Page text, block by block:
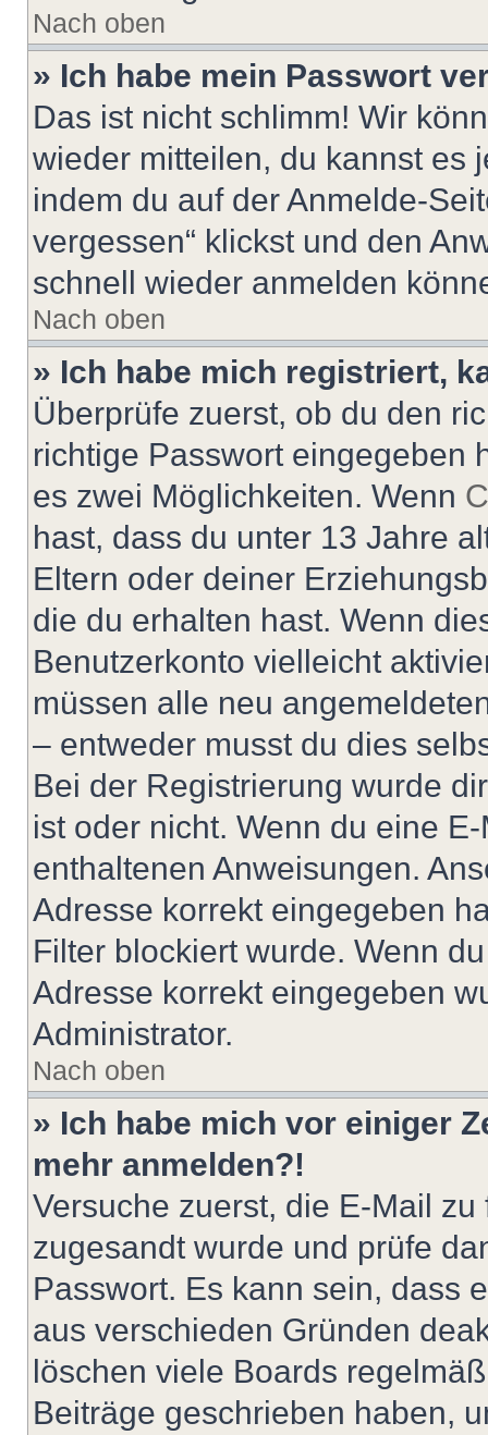
Nach oben
» Ich habe mein Passwort
Das ist nicht schlimm! Wir
wieder mitteilen, du kannst es
indem du auf der Anmelde-
vergessen“ klickst und den
schnell wieder anmelden
Nach oben
» Ich habe mich registriert,
Überprüfe zuerst, ob du den
richtige Passwort eingegeben
es zwei Möglichkeiten. Wenn
hast, dass du unter 13 Jahre
Eltern oder deiner
die du erhalten hast. Wenn
Benutzerkonto vielleicht
müssen alle neu
– entweder musst du dies
Bei der Registrierung wurde
ist oder nicht. Wenn du eine
enthaltenen Anweisungen.
Adresse korrekt eingegeben
Filter blockiert wurde. Wenn
Adresse korrekt eingegeben
Administrator.
Nach oben
» Ich habe mich vor einiger
mehr anmelden?!
Versuche zuerst, die E-Mail
zugesandt wurde und prüfe
Passwort. Es kann sein, dass
aus verschieden Gründen
löschen viele Boards
Beiträge geschrieben haben,